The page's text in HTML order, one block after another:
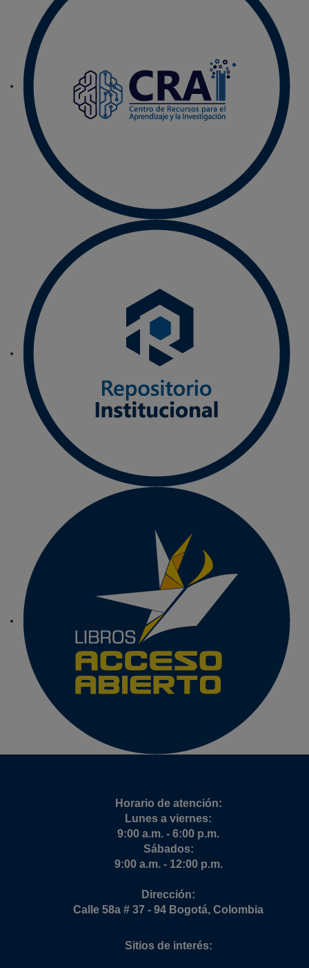
Horario de atención:
Lunes a viernes:
9:00 a.m. - 6:00 p.m.
Sábados:
9:00 a.m. - 12:00 p.m.
Dirección:
Calle 58a # 37 - 94 Bogotá, Colombia
Sitios de interés: